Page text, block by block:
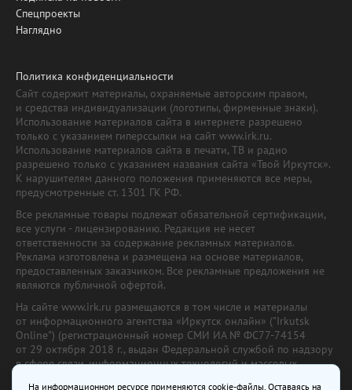
Спецпроекты
Наглядно
Политика конфиденциальности
Сайт содержит материалы, охраняемые авторским правом,
и средства индивидуализации (логотипы, фирменные знаки).
Использование материалов сайта в интернете разрешено
только с указанием гиперссылки на сайт www.irk.ru.
Использование материалов сайта в печати, ТВ и радио
разрешено только с указанием названия сайта «Твой Иркутск».
К нарушителям данного положения применяются все меры,
предусмотренные ст. 1301 ГК РФ.
Все рекламные товары подлежат обязательной сертификации,
все услуги - лицензированию. Редакция не несет
ответственности за содержание рекламных материалов.
Реклама изготовлена и размещена на основе материалов,
предоставленных заказчиком. Все рекламные предложения не
являются публичной офертой.
На сайте www.irk.ru размещаются в том числе и материалы
от информационного агентства «Иркутск онлайн» ("Irkutsk
Online") (регистрационный номер СМИ ИА № ФС77-74154
от 29 октября 2018 г., выдан Федеральной службой по надзору
в сфере связи, информационных технологий и массовых
На информационном ресурсе применяются cookie-файлы. Оставаясь на